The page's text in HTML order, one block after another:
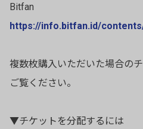
Bitfan
https://info.bitfan.id/
複数枚購入いただいた場合の
ご覧ください。
▼チケットを分配するには